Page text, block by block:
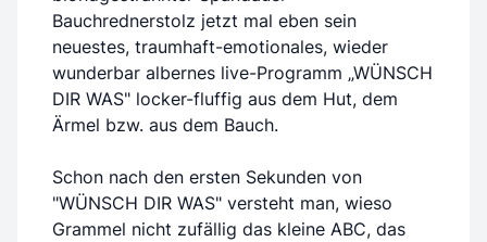
Bauchrednerstolz jetzt mal eben sein
neuestes, traumhaft-emotionales, wieder
wunderbar albernes live-Programm „WÜNSCH
DIR WAS" locker-fluffig aus dem Hut, dem
Ärmel bzw. aus dem Bauch.
Schon nach den ersten Sekunden von
"WÜNSCH DIR WAS" versteht man, wieso
Grammel nicht zufällig das kleine ABC, das